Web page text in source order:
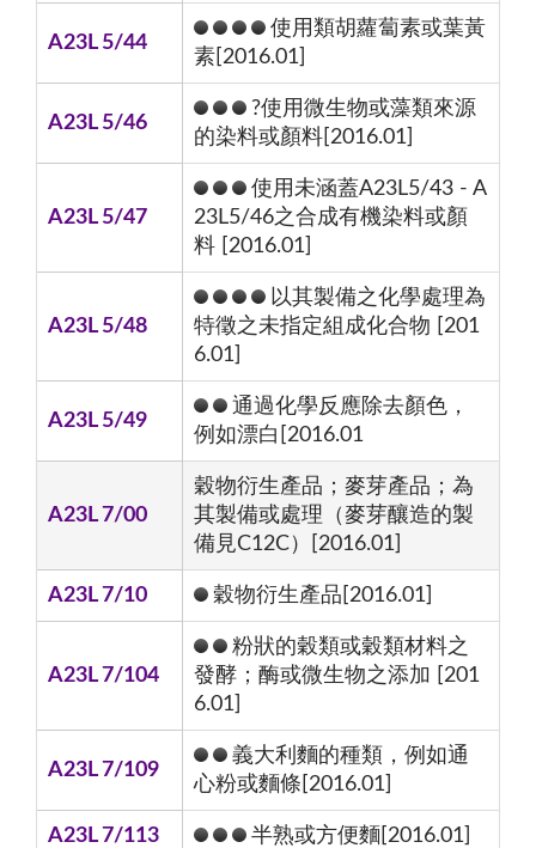
A23L 5/44
使用類胡蘿蔔素或葉黃
素[2016.01]
A23L 5/46
?使用微生物或藻類來源
的染料或顏料[2016.01]
A23L 5/47
使用未涵蓋A23L5/43 - A
23L5/46之合成有機染料或顏
料 [2016.01]
A23L 5/48
以其製備之化學處理為
特徵之未指定組成化合物 [201
6.01]
A23L 5/49
通過化學反應除去顏色，
例如漂白[2016.01
A23L 7/00
穀物衍生產品；麥芽產品；為
其製備或處理（麥芽釀造的製
備見C12C）[2016.01]
A23L 7/10 穀物衍生產品[2016.01]
A23L 7/104
粉狀的穀類或穀類材料之
發酵；酶或微生物之添加 [201
6.01]
A23L 7/109
義大利麵的種類，例如通
心粉或麵條[2016.01]
A23L 7/113 半熟或方便麵[2016.01]